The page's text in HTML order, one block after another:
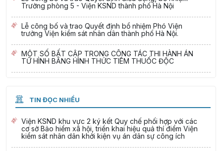
Trưởng phòng 5 - Viện KSND thành phố Hà Nội
Lễ công bố và trao Quyết định bổ nhiệm Phó Viện
trưởng Viện kiểm sát nhân dân thành phố Hà Nội.
MỘT SỐ BẤT CẬP TRONG CÔNG TÁC THI HÀNH ÁN
TỬ HÌNH BẰNG HÌNH THỨC TIÊM THUỐC ĐỘC
TIN ĐỌC NHIỀU
Viện KSND khu vực 2 ký kết Quy chế phối hợp với các
cơ sở Bảo hiểm xã hội, triển khai hiệu quả thí điểm Viện
kiểm sát nhân dân khởi kiện vụ án dân sự công ích